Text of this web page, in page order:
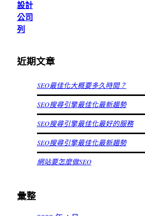
設計
公司
列
近期文章
SEO最佳化大概要多久時間？
SEO搜尋引擎最佳化最新趨勢
SEO搜尋引擎最佳化最好的服務
SEO搜尋引擎最佳化最新趨勢
網站要怎麼做SEO
彙整